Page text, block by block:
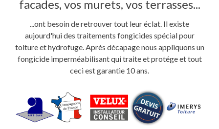
facades, vos murets, vos terrasses...
...ont besoin de retrouver tout leur éclat. Il existe
aujourd'hui des traitements fongicides spécial pour
toiture et hydrofuge. Après décapage nous appliquons un
fongicide imperméabilisant qui traite et protége et tout
ceci est garantie 10 ans.